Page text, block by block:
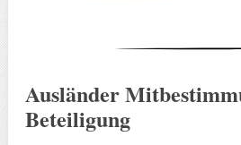
Ausländer
Beteiligung